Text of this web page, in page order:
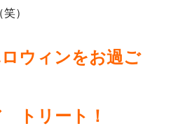
）
ウィンをお過ご
トリート！